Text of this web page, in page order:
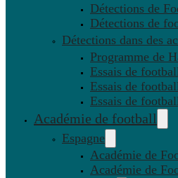
Détections de
Détections de
Détections dans des
Programme de
Essais de
Essais de
Essais de
Académie de football
Espagne
Académie de
Académie de